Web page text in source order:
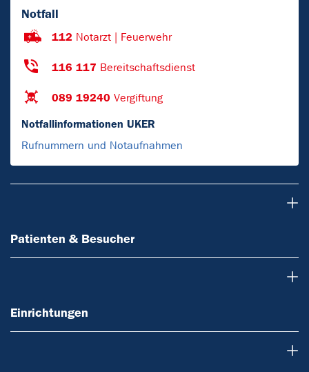
Notfall
112 Notarzt | Feuerwehr
116 117 Bereitschaftsdienst
089 19240 Vergiftung
Notfallinformationen UKER
Rufnummern und Notaufnahmen
Patienten & Besucher
Einrichtungen